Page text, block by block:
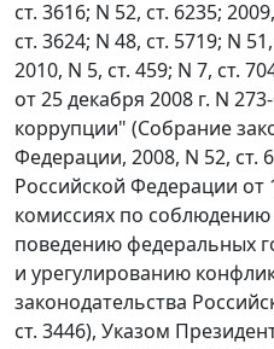
ст. 3616; N 52, ст. 6235;
ст. 3624; N 48, ст. 5719; N
2010, N 5, ст. 459; N 7, ст.
от 25 декабря 2008 г. N
коррупции" (Собрание
Федерации, 2008, N 52, ст.
Российской Федерации от
комиссиях по
поведению федеральных
и урегулированию
законодательства
ст. 3446), Указом